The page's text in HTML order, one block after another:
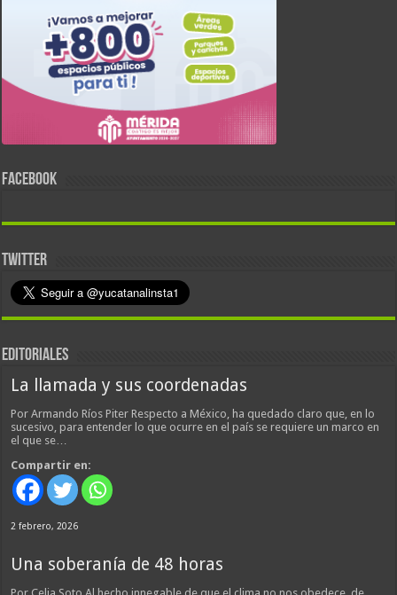
FACEBOOK
TWITTER
EDITORIALES
La llamada y sus coordenadas
Por Armando Ríos Piter Respecto a México, ha quedado claro que, en lo
sucesivo, para entender lo que ocurre en el país se requiere un marco en
el que se…
Compartir en:
2 febrero, 2026
Una soberanía de 48 horas